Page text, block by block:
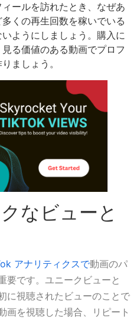
ールを訪れたとき、なぜあ
くの再生回数を稼いでいる
ようにしましょう。購入に
る価値のある動画でプロフ
ましょう。
なビューと
アナリティクスで動画のパ
要です。ユニークビューと
に視聴されたビューのことで
画を視聴した場合、リピート